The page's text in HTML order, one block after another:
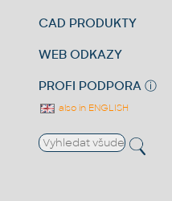
CAD PRODUKTY
WEB ODKAZY
PROFI PODPORA ⓘ
also in ENGLISH